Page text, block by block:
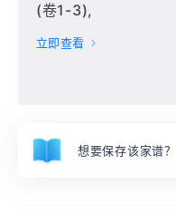
(卷1-3),
立即查看
想要保存该家谱